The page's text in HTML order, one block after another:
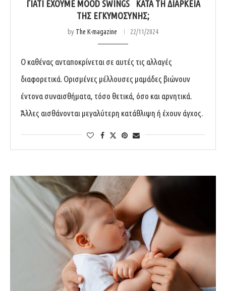
ΓΙΑΤΙ ΕΧΟΥΜΕ MOOD SWINGS ΚΑΤΑ ΤΗ ΔΙΑΡΚΕΙΑ
ΤΗΣ ΕΓΚΥΜΟΣΥΝΗΣ;
by The K-magazine 22/11/2024
Ο καθένας ανταποκρίνεται σε αυτές τις αλλαγές
διαφορετικά. Ορισμένες μέλλουσες μαμάδες βιώνουν
έντονα συναισθήματα, τόσο θετικά, όσο και αρνητικά.
Άλλες αισθάνονται μεγαλύτερη κατάθλιψη ή έχουν άγχος.